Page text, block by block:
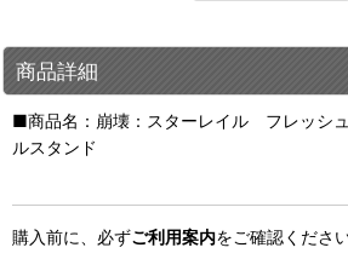
商品詳細
■商品名：崩壊：スターレイル フレッシ
ルスタンド
購入前に、必ずご利用案内をご確認ください